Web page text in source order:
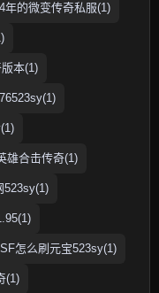
年的微变传奇私服(1)
本(1)
雄合击传奇(1)
523sy(1)
怎么刷元宝523sy(1)
(1)